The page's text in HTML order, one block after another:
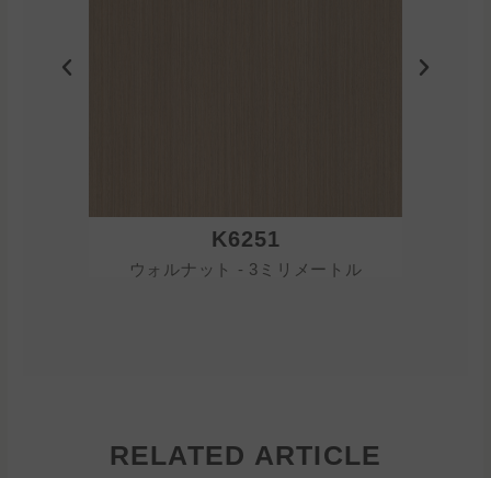
K6251
ウォルナット - 3ミリメートル
RELATED ARTICLE